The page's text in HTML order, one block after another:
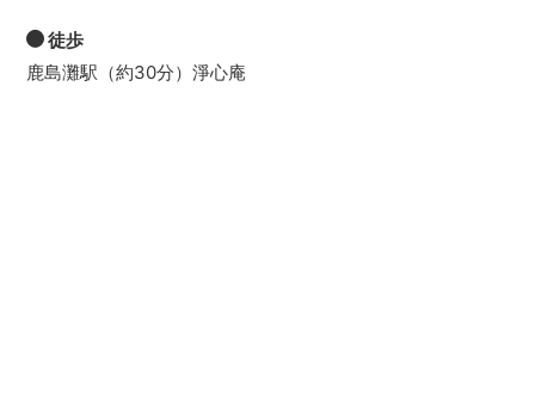
徒歩
鹿島灘駅（約30分）淨心庵